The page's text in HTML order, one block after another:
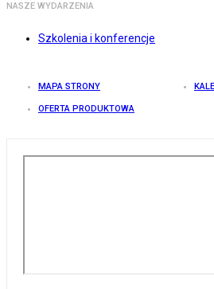
NASZE WYDARZENIA
Szkolenia i konferencje
MAPA STRONY
OFERTA PRODUKTOWA